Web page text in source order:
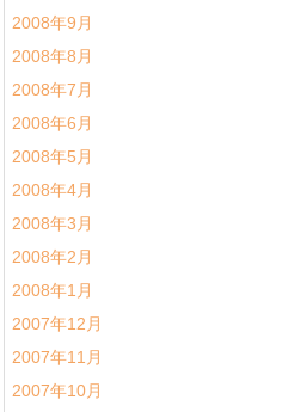
2008年9月
2008年8月
2008年7月
2008年6月
2008年5月
2008年4月
2008年3月
2008年2月
2008年1月
2007年12月
2007年11月
2007年10月